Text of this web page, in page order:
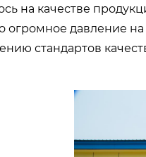
на качестве
огромное давление
стандартов